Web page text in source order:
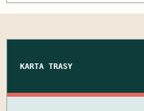
KARTA TRASY